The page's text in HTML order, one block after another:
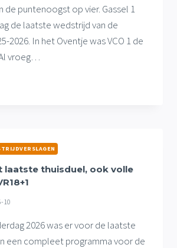
de puntenoogst op vier. Gassel 1
de laatste wedstrijd van de
2026. In het Oventje was VCO 1 de
vroeg…
laatste thuisduel, ook volle
10
2026 was er voor de laatste
een compleet programma voor de